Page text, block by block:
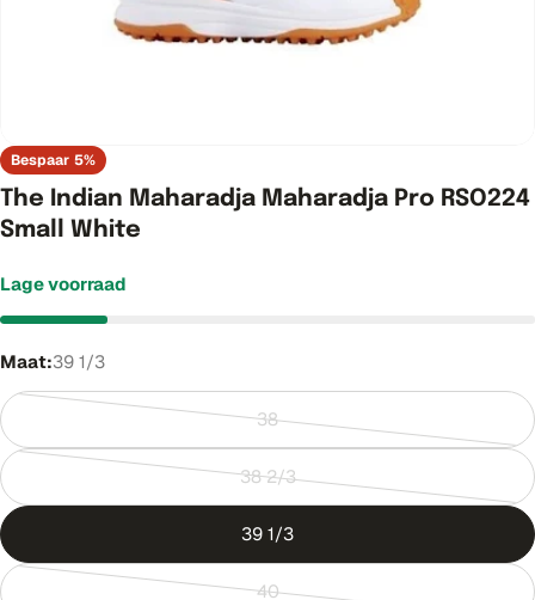
Bespaar 5%
The Indian Maharadja Maharadja Pro RSO224
Small White
Lage voorraad
Maat:39 1/3
38
Variant
of
beschikbaar
38 2/3
Variant
of
39 1/3
40